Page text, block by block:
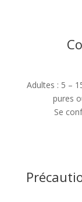
Adultes : 5 –
pures
Se